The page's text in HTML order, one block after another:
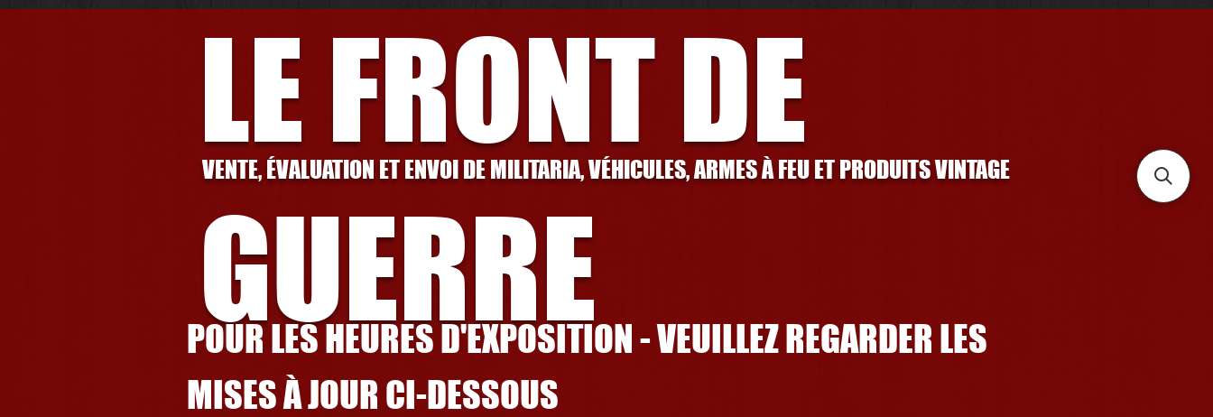
LE FRONT DE
GUERRE
VENTE, ÉVALUATION ET ENVOI DE MILITARIA, VÉHICULES, ARMES À FEU ET PRODUITS VINTAGE
POUR LES HEURES D'EXPOSITION - VEUILLEZ REGARDER LES
MISES À JOUR CI-DESSOUS